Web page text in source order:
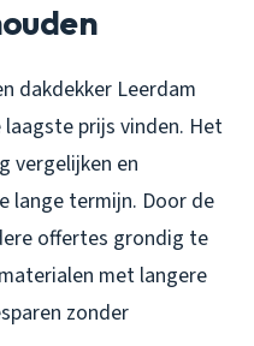
dakdekker Leerdam
prijs vinden. Het
vergelijken en
lange termijn. Door de
offertes grondig te
met langere
zonder